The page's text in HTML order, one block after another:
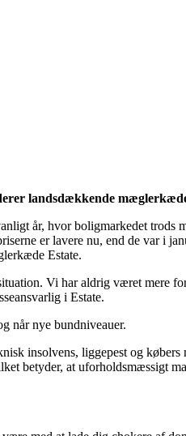
landsdækkende
år, hvor boligmarkedet trods
er lavere nu, end de var i
Estate.
Vi har aldrig været mere
i Estate.
når nye bundniveauer.
insolvens, liggepest og
betyder, at uforholdsmæssigt